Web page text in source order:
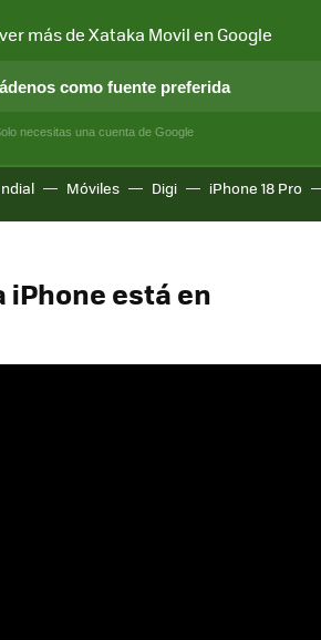
Y SOCIEDAD APLICACIONES
Móviles Digi iPhone 18 Pro
iPhone está en
más de Xataka Movil en Google
como fuente preferida
necesitas una cuenta de Google